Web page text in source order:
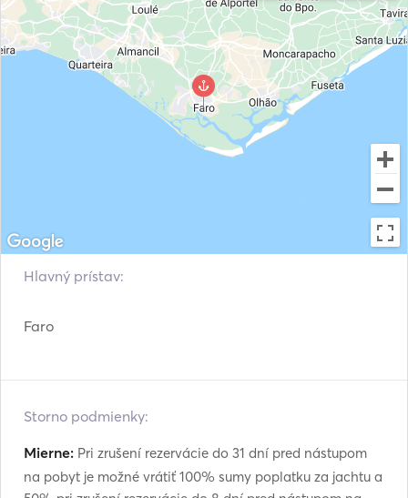
Hlavný prístav:
Faro
Storno podmienky:
Mierne: Pri zrušení rezervácie do 31 dní pred nástupom
na pobyt je možné vrátiť 100% sumy poplatku za jachtu a